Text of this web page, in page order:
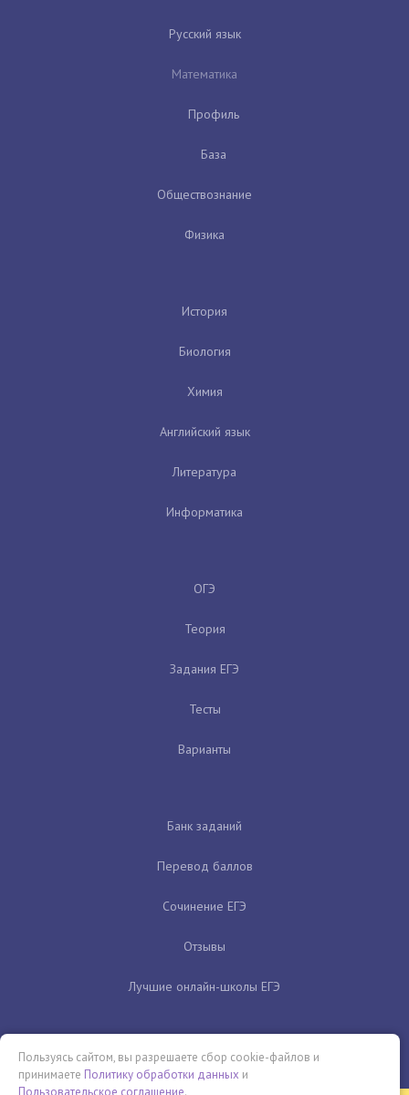
Русский язык
Математика
Профиль
База
Обществознание
Физика
История
Биология
Химия
Английский язык
Литература
Информатика
ОГЭ
Теория
Задания ЕГЭ
Тесты
Варианты
Банк заданий
Перевод баллов
Сочинение ЕГЭ
Отзывы
Лучшие онлайн-школы ЕГЭ
Пользуясь сайтом, вы разрешаете сбор cookie-файлов и
принимаете Политику обработки данных и
Пользовательское соглашение.